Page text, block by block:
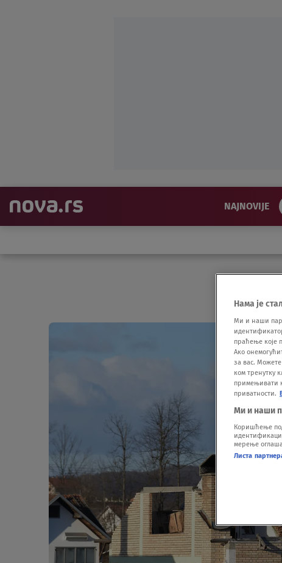
NAJNOVIJE
Нама је
Ми и наши
праћење које
Ако
за вас.
ком тренутку
примењивати
приватности.
Ми и наши
Коришћење
мерење
Листа